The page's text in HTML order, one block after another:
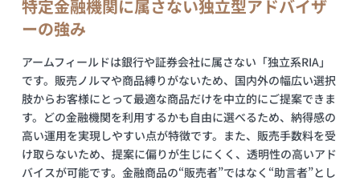
特定金融機関に属さない独立型アドバイザ
ーの強み
アームフィールドは銀行や証券会社に属さない「独立系RIA」
です。販売ノルマや商品縛りがないため、国内外の幅広い選択
肢からお客様にとって最適な商品だけを中立的にご提案できま
す。どの金融機関を利用するかも自由に選べるため、納得感の
高い運用を実現しやすい点が特徴です。また、販売手数料を受
け取らないため、提案に偏りが生じにくく、透明性の高いアド
バイスが可能です。金融商品の“販売者”ではなく“助言者”とし